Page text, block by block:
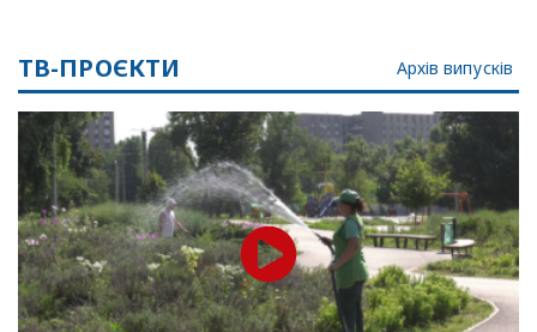
ТВ-ПРОЄКТИ Архів випусків